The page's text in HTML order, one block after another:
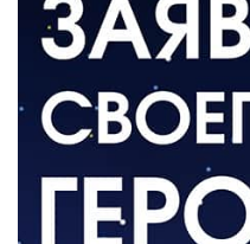
ВЛАСТЬ
«Второй старт»
РАЗЪЯСНЯЕМ
Контракт с новой
05.08.2026